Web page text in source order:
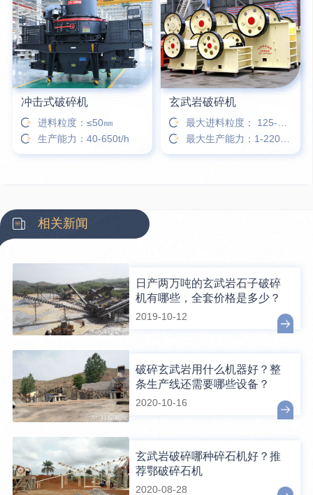
冲击式破碎机
进料粒度：≤50㎜
生产能力：40-650t/h
玄武岩破碎机
最大进料粒度： 125-1500㎜
最大生产能力：1-2200t/h
相关新闻
日产两万吨的玄武岩石子破碎
机有哪些，全套价格是多少？
2019-10-12
破碎玄武岩用什么机器好？整
条生产线还需要哪些设备？
2020-10-16
玄武岩破碎哪种碎石机好？推
荐鄂破碎石机
2020-08-28